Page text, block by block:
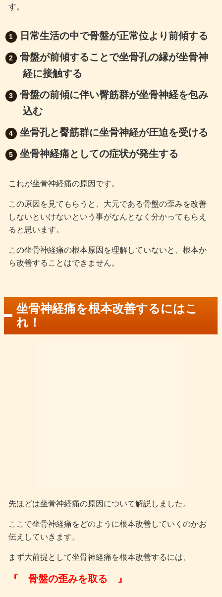
す。
日常生活の中で骨盤が正常位より前傾する
骨盤が前傾することで坐骨孔の縁が坐骨神
経に接触する
骨盤の前傾に伴い臀筋群が坐骨神経を包み
込む
坐骨孔と臀筋群に坐骨神経が圧迫を受ける
坐骨神経痛としての症状が発生する
これが坐骨神経痛の原因です。
この原因を見てもらうと、大元である骨盤の歪みを改善
しないといけないという事がなんとなく分かってもらえ
ると思います。
この坐骨神経痛の根本原因を理解していないと、根本か
ら改善することはできません。
坐骨神経痛を根本改善するにはこ
れ！
先ほどは坐骨神経痛の原因について解説しました。
ここで坐骨神経痛をどのように根本改善していくのかお
伝えしていきます。
まず大前提として坐骨神経痛を根本改善するには、
『 骨盤の歪みを取る 』